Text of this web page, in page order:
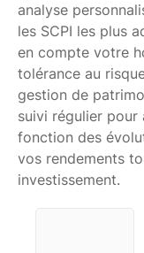
analyse
les SCPI les plus
en compte votre
tolérance au
gestion de
suivi régulier
fonction des
vos rendements
investissement.